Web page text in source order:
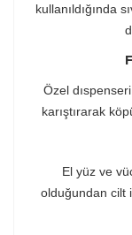
kullanıldığında
Özel
karıştırarak
El yüz ve
olduğundan cilt